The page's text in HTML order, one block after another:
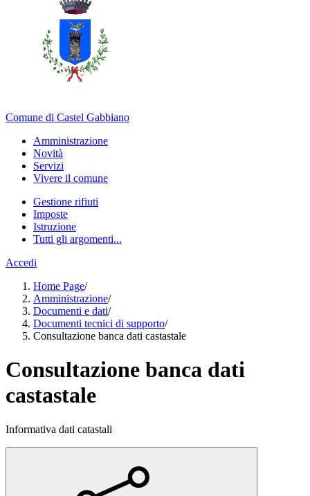
Comune di Castel Gabbiano
Amministrazione
Novità
Servizi
Vivere il comune
Gestione rifiuti
Imposte
Istruzione
Tutti gli argomenti...
Accedi
Home Page/
Amministrazione/
Documenti e dati/
Documenti tecnici di supporto/
Consultazione banca dati castastale
Consultazione banca dati
castastale
Informativa dati catastali